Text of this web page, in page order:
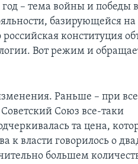
– тема войны и победы
базирующейся на
конституция
Вот режим и
Раньше – при
Союз все-таки
та цена,
к власти говорилось о
большем